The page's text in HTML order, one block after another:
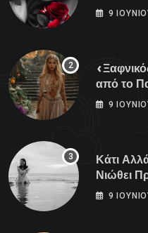
9
από το
Κρύβουν
9
Κάτι
Νιώθει
9